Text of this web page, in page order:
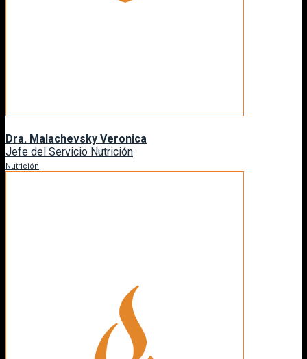
Dra. Malachevsky Veronica
Jefe del Servicio Nutrición
Nutrición